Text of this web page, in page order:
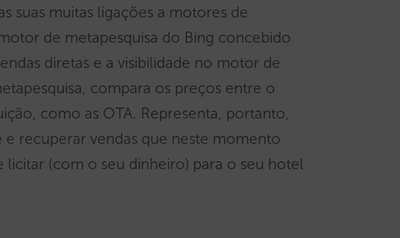
suas muitas ligações a motores de
de metapesquisa do Bing concebido
diretas e a visibilidade no motor de
compara os preços entre o
como as OTA. Representa, portanto,
recuperar vendas que neste momento
licitar (com o seu dinheiro) para o seu hotel